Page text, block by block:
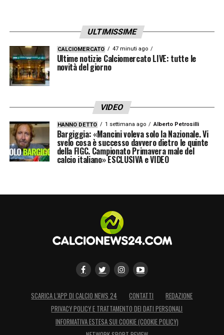
ULTIMISSIME
CALCIOMERCATO 47 minuti ago
Ultime notizie Calciomercato LIVE: tutte le
novità del giorno
VIDEO
HANNO DETTO 1 settimana ago Alberto Petrosilli
Bargiggia: «Mancini voleva solo la Nazionale. Vi
svelo cosa è successo davvero dietro le quinte
della FIGC. Campionato Primavera male del
calcio italiano» ESCLUSIVA e VIDEO
SCARICA L’APP DI CALCIO NEWS 24 CONTATTI
REDAZIONE
PRIVACY POLICY E TRATTAMENTO DEI DATI PERSONALI
INFORMATIVA ESTESA SUI COOKIE (COOKIE POLICY)